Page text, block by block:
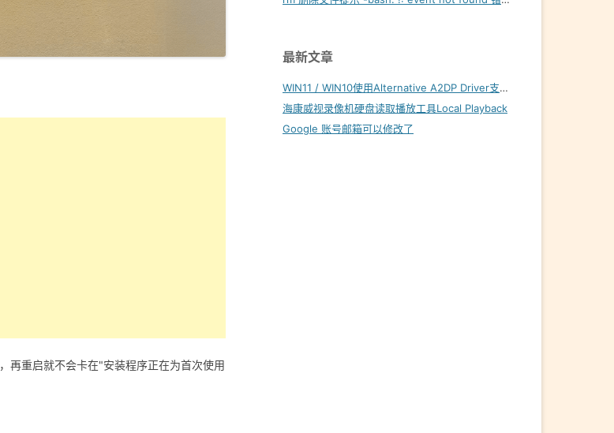
，再重启就不会卡在"安装程序正在为首次使用
最新文章
WIN11 / WIN10使用Alternative A2DP Driver支持LDAC
海康威视录像机硬盘读取播放工具Local Playback
Google 账号邮箱可以修改了